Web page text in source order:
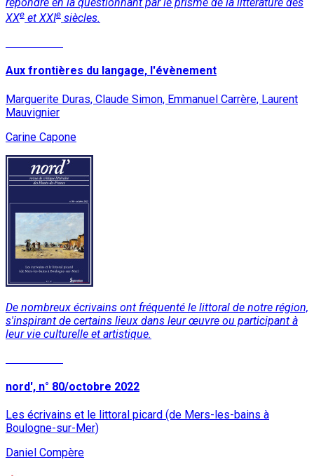
XXe et XXIe siècles.
Aux frontières du langage, l'évènement
Marguerite Duras, Claude Simon, Emmanuel Carrère, Laurent
Mauvignier
Carine Capone
De nombreux écrivains ont fréquenté le littoral de notre région,
s'inspirant de certains lieux dans leur œuvre ou participant à
leur vie culturelle et artistique.
nord', n° 80/octobre 2022
Les écrivains et le littoral picard (de Mers-les-bains à
Boulogne-sur-Mer)
Daniel Compère